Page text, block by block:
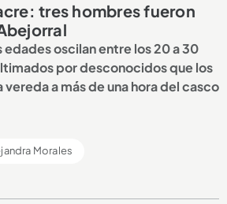
tres hombres fueron
edades oscilan entre los 20 a 30
por desconocidos que los
vereda a más de una hora del casco
Morales